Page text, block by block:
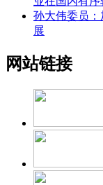
孙大伟委员：
展
网站链接